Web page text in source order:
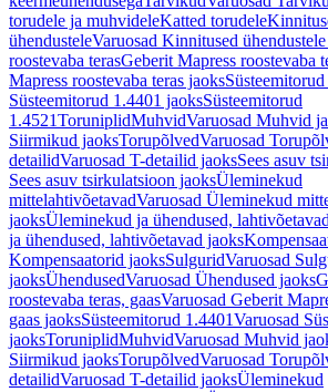
torudele ja muhvideleKatted torudele
ühendusteleVaruosad Kinnitused
roostevaba terasGeberit Mapress roostevaba
Mapress roostevaba teras jaoksSüsteemitorud
Süsteemitorud 1.4401 jaoksSüsteemitorud
1.4521ToruniplidMuhvidVaruosad Muhvid
Siirmikud jaoksTorupõlvedVaruosad
detailidVaruosad T-detailid jaoksSees asuv
Sees asuv tsirkulatsioon jaoksÜleminekud
mittelahtivõetavadVaruosad Üleminekud
jaoksÜleminekud ja ühendused, lahtivõetavad
ja ühendused, lahtivõetavad jaoks
Kompensaatorid jaoksSulguridVaruosad
jaoksÜhendusedVaruosad Ühendused jaoks
roostevaba teras, gaasVaruosad Geberit
gaas jaoksSüsteemitorud 1.4401Varuosad
jaoksToruniplidMuhvidVaruosad Muhvid
Siirmikud jaoksTorupõlvedVaruosad
detailidVaruosad T-detailid jaoksÜleminekud